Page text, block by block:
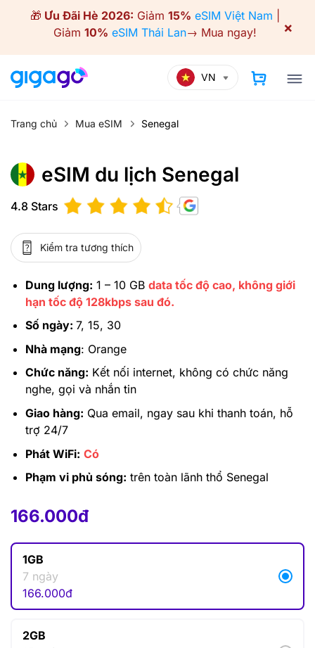
🎁 Ưu Đãi Hè 2026: Giảm 15% eSIM Việt Nam
Giảm 10% eSIM Thái Lan→ Mua ngay! ×
VN
Trang chủ Mua eSIM Senegal
eSIM du lịch Senegal
4.8 Stars
Kiểm tra tương thích
Dung lượng: 1 – 10 GB data tốc độ cao, không giới
hạn tốc độ 128kbps sau đó.
Số ngày: 7, 15, 30
Nhà mạng: Orange
Chức năng: Kết nối internet, không có chức năng
nghe, gọi và nhắn tin
Giao hàng: Qua email, ngay sau khi thanh toán, hỗ
trợ 24/7
Phát WiFi: Có
Phạm vi phủ sóng: trên toàn lãnh thổ Senegal
166.000đ–
1GB
7 ngày
166.000đ
2GB
166.000đ